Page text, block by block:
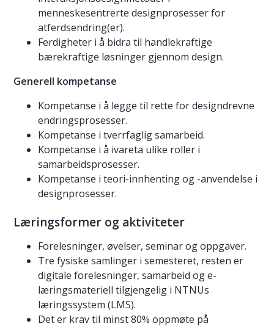
menneskesentrerte designprosesser for
atferdsendring(er).
Ferdigheter i å bidra til handlekraftige
bærekraftige løsninger gjennom design.
Generell kompetanse
Kompetanse i å legge til rette for designdrevne
endringsprosesser.
Kompetanse i tverrfaglig samarbeid.
Kompetanse i å ivareta ulike roller i
samarbeidsprosesser.
Kompetanse i teori-innhenting og -anvendelse i
designprosesser.
Læringsformer og aktiviteter
Forelesninger, øvelser, seminar og oppgaver.
Tre fysiske samlinger i semesteret, resten er
digitale forelesninger, samarbeid og e-
læringsmateriell tilgjengelig i NTNUs
læringssystem (LMS).
Det er krav til minst 80% oppmøte på